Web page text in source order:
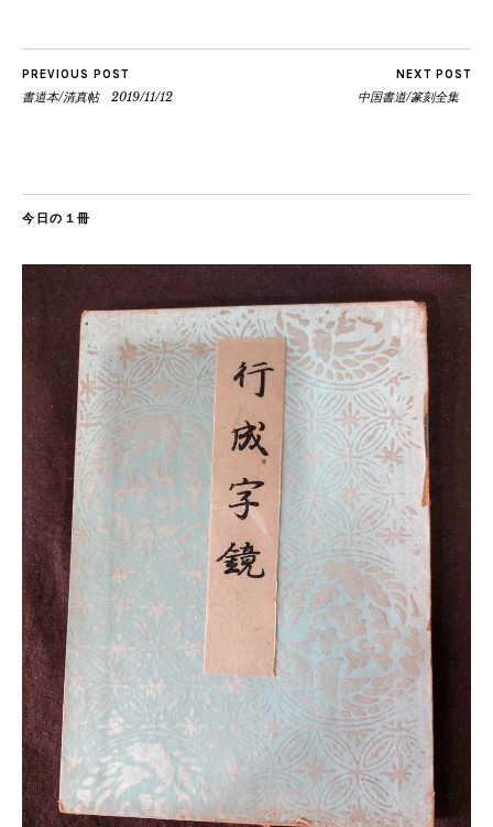
PREVIOUS POST
書道本/清真帖 2019/11/12
NEXT POST
中国書道/篆刻全集
今日の１冊